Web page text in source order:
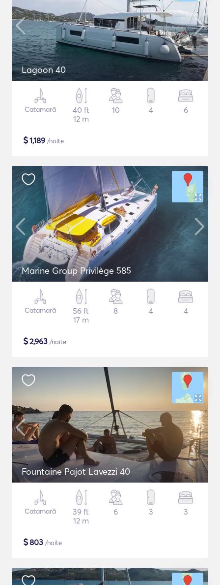
Lagoon 40
Catamarã
40 ft
12 m
10 4 6
$1,189 /noite
Marine Group Privilège 585
Catamarã
56 ft
17 m
8 4 4
$2,963 /noite
Fountaine Pajot Lavezzi 40
Catamarã
39 ft
12 m
6 3 3
$803 /noite